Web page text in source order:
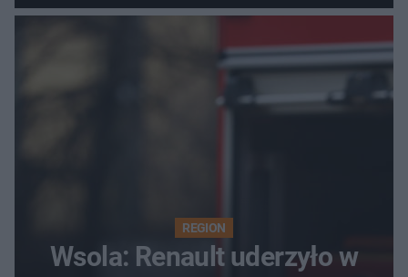
REGION
Wsola: Renault uderzyło w